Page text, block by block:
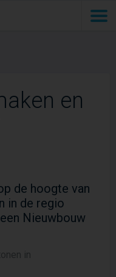
en
de hoogte van
in de regio
Nieuwbouw
in